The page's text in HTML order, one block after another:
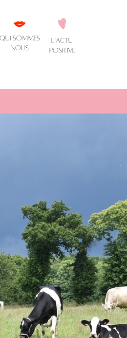
qui sommes
nous
l’actu
Positive